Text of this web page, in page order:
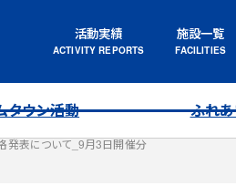
活動実績 施設一覧
タウン活動 ふれ
発表について_9月3日開催分